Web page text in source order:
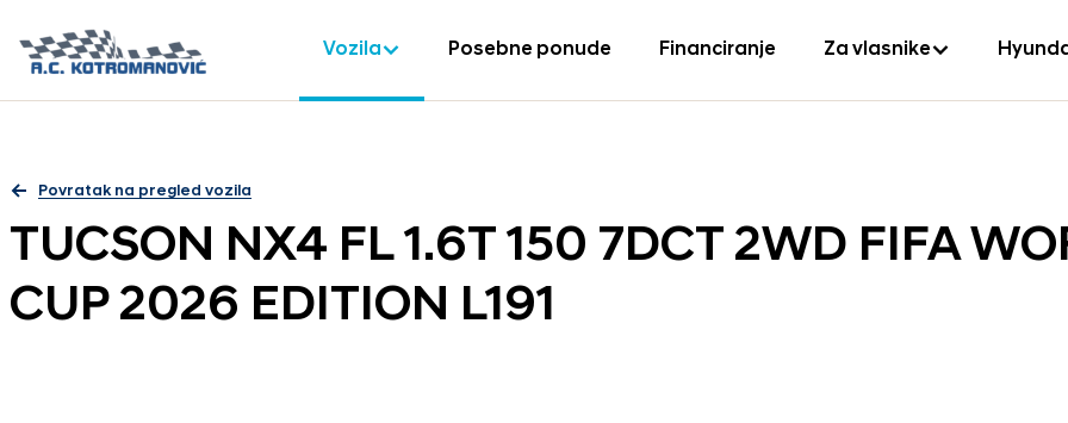
Vozila Posebne ponude Financiranje Za vlasnike
Povratak na pregled vozila
TUCSON NX4 FL 1.6T 150 7DCT 2WD FIFA
CUP 2026 EDITION L191